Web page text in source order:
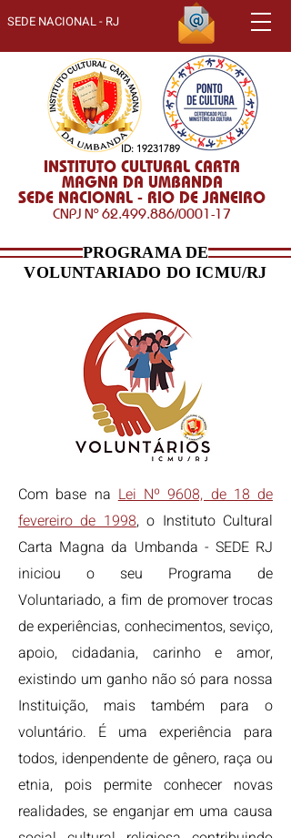
SEDE NACIONAL - RJ
INSTITUTO CULTURAL CARTA
MAGNA DA UMBANDA
SEDE NACIONAL - RIO DE JANEIRO
CNPJ Nº62.499.886/0001-17
ID: 19231789
PROGRAMA DE
VOLUNTARIADO DO ICMU/RJ
Com base naLei Nº 9608, de 18 de
fevereiro de 1998, o Instituto Cultural
Carta Magna da Umbanda - SEDE RJ
iniciou o seu Programa de
Voluntariado, a fim de promover trocas
de experiências, conhecimentos, seviço,
apoio, cidadania, carinho e amor,
existindo um ganho não só para nossa
Instituição, mais também para o
voluntário. É uma experiência para
todos, idenpendente de gênero, raça ou
etnia, pois permite conhecer novas
realidades, se enganjar em uma causa